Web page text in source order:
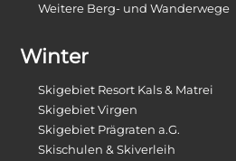
Weitere Berg- und Wanderwege
Winter
Skigebiet Resort Kals & Matrei
Skigebiet Virgen
Skigebiet Prägraten a.G.
Skischulen & Skiverleih